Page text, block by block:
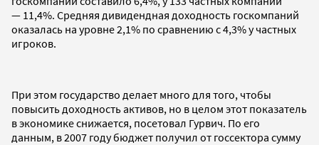
— 11,4%. Средняя дивидендная доходность госкомпаний
оказалась на уровне 2,1% по сравнению с 4,3% у частных
игроков.
При этом государство делает много для того, чтобы
повысить доходность активов, но в целом этот показатель
в экономике снижается, посетовал Гурвич. По его
данным, в 2007 году бюджет получил от госсектора сумму